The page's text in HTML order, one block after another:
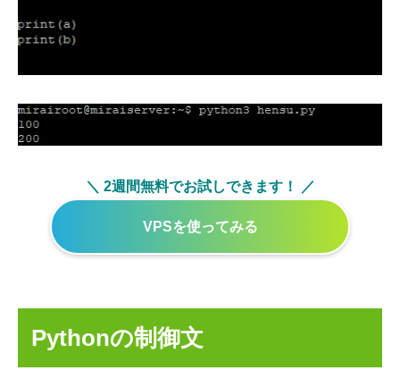
＼ 2週間無料でお試しできます！ ／
VPSを使ってみる
Pythonの制御文